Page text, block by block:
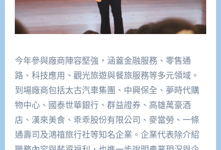
今年參與廠商陣容堅強，涵蓋金融服務、零售通
路、科技應用、觀光旅遊與餐旅服務等多元領域。
到場廠商包括太古汽車集團、中興保全、夢時代購
物中心、國泰世華銀行、群益證券、高雄萬豪酒
店、漢來美食、乖乖股份有限公司、麥當勞、一條
通壽司及鴻禧旅行社等知名企業。企業代表除介紹